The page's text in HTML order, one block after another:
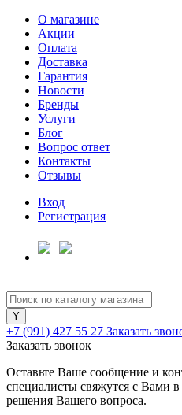
О магазине
Акции
Оплата
Доставка
Гарантия
Новости
Бренды
Услуги
Блог
Вопрос ответ
Контакты
Отзывы
Вход
Регистрация
+7 (991) 427 55 27 Заказать
Заказать звонок
Оставьте Ваше сообщение и
специалисты свяжутся с Вами
решения Вашего вопроса.
Для клиентов всех банков
Разбейте
оплатуна
без переплат
График платежей
Сегодня
25%
Добавляйте товары
в корзину